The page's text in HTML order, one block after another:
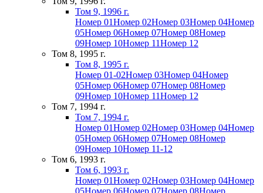
Том 9, 1996 г.
Номер 01Номер 02Номер 03Номер 04Номер
05Номер 06Номер 07Номер 08Номер
09Номер 10Номер 11Номер 12
Том 8, 1995 г.
Том 8, 1995 г.
Номер 01-02Номер 03Номер 04Номер
05Номер 06Номер 07Номер 08Номер
09Номер 10Номер 11Номер 12
Том 7, 1994 г.
Том 7, 1994 г.
Номер 01Номер 02Номер 03Номер 04Номер
05Номер 06Номер 07Номер 08Номер
09Номер 10Номер 11-12
Том 6, 1993 г.
Том 6, 1993 г.
Номер 01Номер 02Номер 03Номер 04Номер
05Номер 06Номер 07Номер 08Номер